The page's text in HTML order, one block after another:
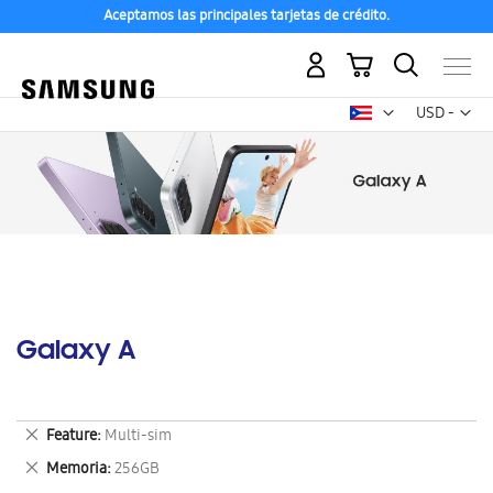
Aceptamos las principales tarjetas de crédito.
USD -
dólar
Mi carrito
Galaxy A
Feature Multi-sim
Eliminar
este
artículo
Memoria 256GB
Eliminar